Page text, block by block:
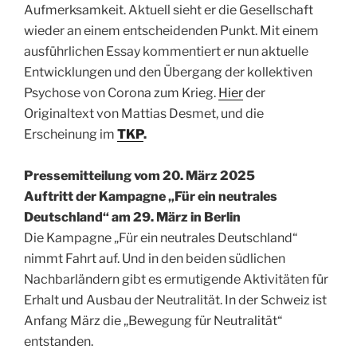
Aufmerksamkeit. Aktuell sieht er die Gesellschaft
wieder an einem entscheidenden Punkt. Mit einem
ausführlichen Essay kommentiert er nun aktuelle
Entwicklungen und den Übergang der kollektiven
Psychose von Corona zum Krieg. Hierder
Originaltext von Mattias Desmet, und die
Erscheinung im TKP.
Pressemitteilung vom 20. März 2025
Auftritt der Kampagne „Für ein neutrales
Deutschland“ am 29. März in Berlin
Die Kampagne „Für ein neutrales Deutschland“
nimmt Fahrt auf. Und in den beiden südlichen
Nachbarländern gibt es ermutigende Aktivitäten für
Erhalt und Ausbau der Neutralität. In der Schweiz ist
Anfang März die „Bewegung für Neutralität“
entstanden.